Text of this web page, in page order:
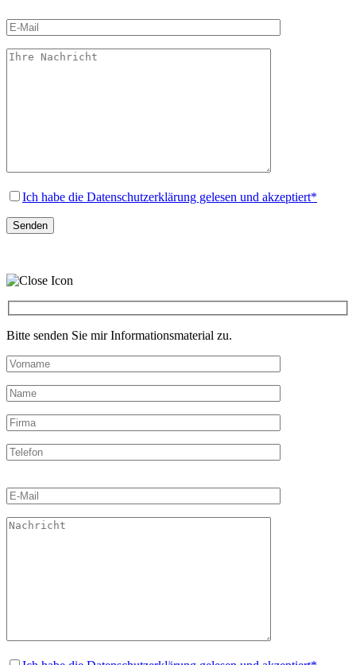
lasse
Feld
Ich habe die Datenschutzerklärung gelesen und akzeptiert*
Bitte senden Sie mir Informationsmaterial zu.
lasse
Feld